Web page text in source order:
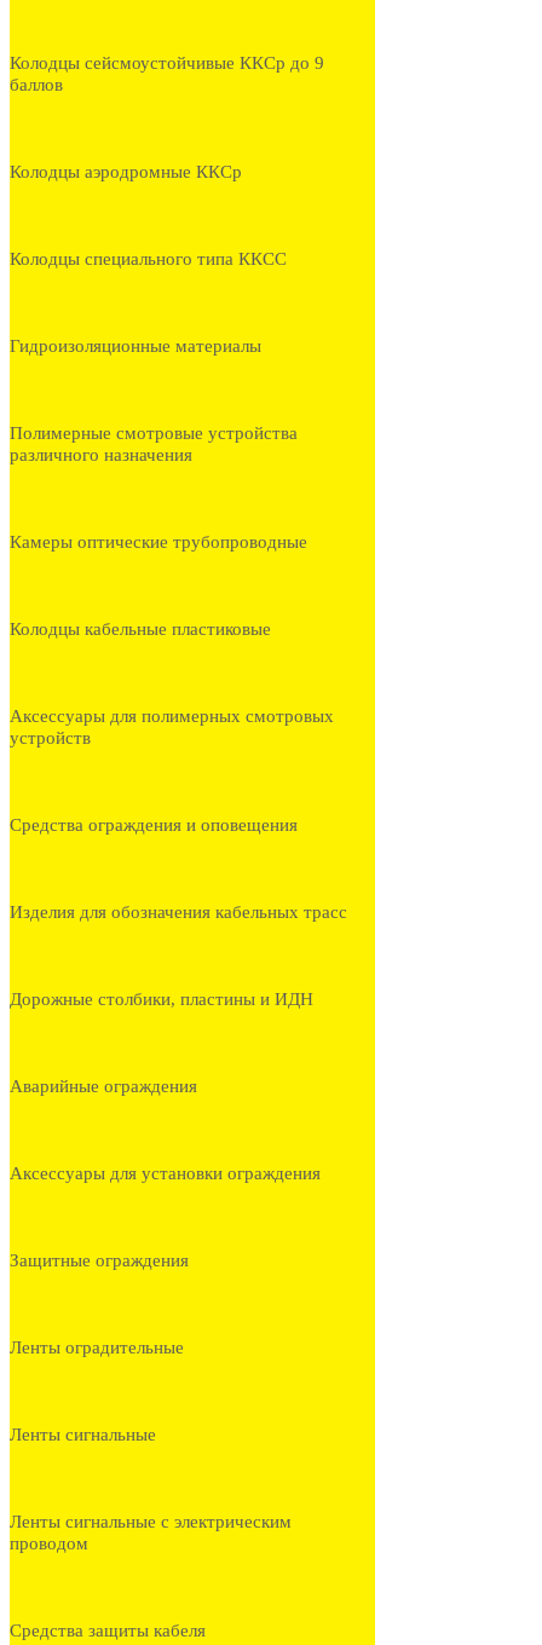
Колодцы сейсмоустойчивые ККСр до 9
баллов
Колодцы аэродромные ККСр
Колодцы специального типа ККСС
Гидроизоляционные материалы
Полимерные смотровые устройства
различного назначения
Камеры оптические трубопроводные
Колодцы кабельные пластиковые
Аксессуары для полимерных смотровых
устройств
Средства ограждения и оповещения
Изделия для обозначения кабельных трасс
Дорожные столбики, пластины и ИДН
Аварийные ограждения
Аксессуары для установки ограждения
Защитные ограждения
Ленты оградительные
Ленты сигнальные
Ленты сигнальные с электрическим
проводом
Средства защиты кабеля